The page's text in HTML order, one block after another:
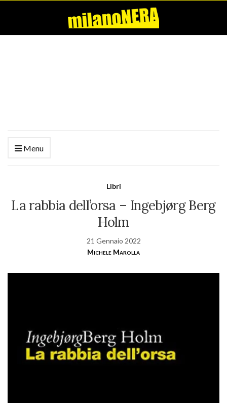
Menu
Libri
La rabbia dell’orsa – Ingebjørg Berg
Holm
21 Gennaio 2022
Michele Marolla